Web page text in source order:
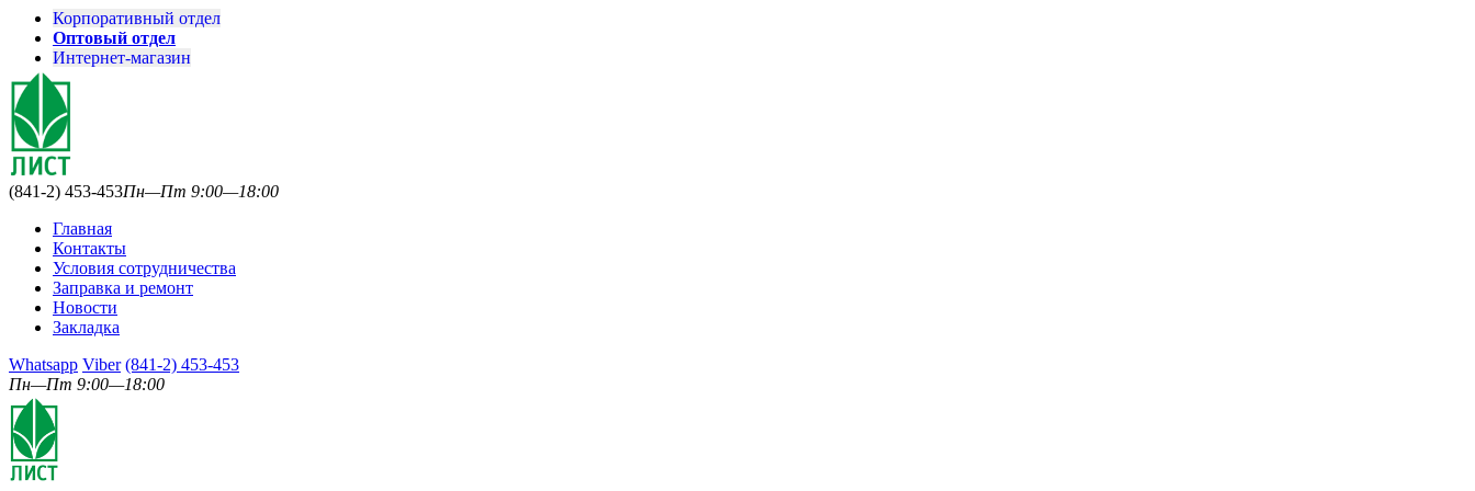
Корпоративный отдел
Оптовый отдел
Интернет-магазин
(841-2) 453-453Пн—Пт 9:00—18:00
Главная
Контакты
Условия сотрудничества
Заправка и ремонт
Новости
Закладка
Whatsapp Viber (841-2) 453-453
Пн—Пт 9:00—18:00